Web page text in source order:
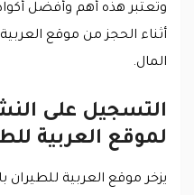
وتعتبر هذه أهم وأفضل
أثناء الحجز من موقع
المال.
التسجيل على
لموقع العربية
يزخر موقع العربية للطيران